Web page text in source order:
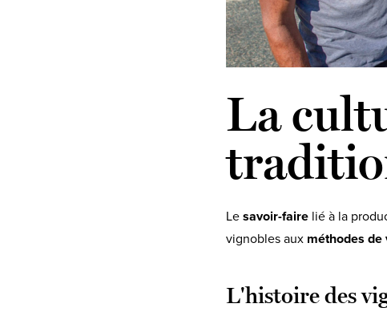
La
Le savoir-faire lié à la
vignobles aux méthodes
L'histoire des